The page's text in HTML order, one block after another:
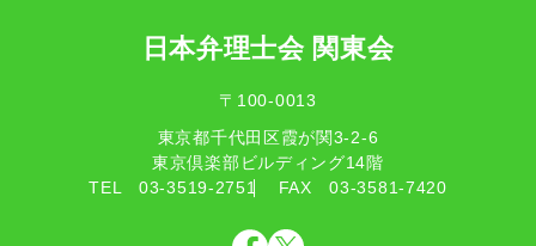
日本弁理士会 関東会
〒100-0013
東京都千代田区霞が関3-2-6
東京倶楽部ビルディング14階
TEL03-3519-2751 FAX03-3581-7420